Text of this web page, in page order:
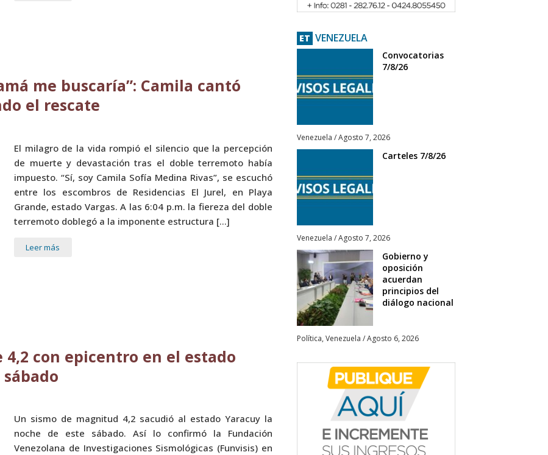
me buscaría”: Camila cantó
el rescate
El milagro de la vida rompió el silencio que la percepción
de muerte y devastación tras el doble terremoto había
impuesto. “Sí, soy Camila Sofía Medina Rivas”, se escuchó
entre los escombros de Residencias El Jurel, en Playa
Grande, estado Vargas. A las 6:04 p.m. la fiereza del doble
terremoto doblegó a la imponente estructura […]
Leer más
con epicentro en el estado
Un sismo de magnitud 4,2 sacudió al estado Yaracuy la
noche de este sábado. Así lo confirmó la Fundación
Venezolana de Investigaciones Sismológicas (Funvisis) en
ET VENEZUELA
Convocatorias
7/8/26
Venezuela /Agosto 7, 2026
Carteles 7/8/26
Venezuela /Agosto 7, 2026
Gobierno y
oposición
acuerdan
principios del
diálogo nacional
Política, Venezuela /Agosto 6, 2026